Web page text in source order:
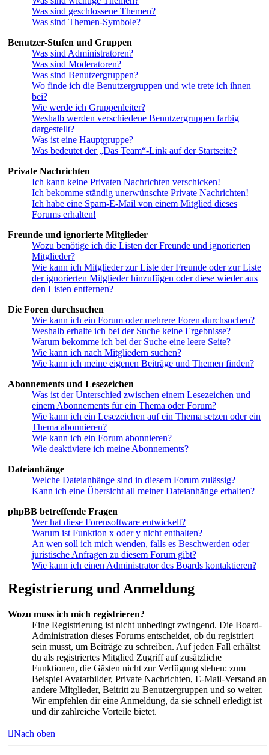
Was sind geschlossene Themen?
Was sind Themen-Symbole?
Benutzer-Stufen und Gruppen
Was sind Administratoren?
Was sind Moderatoren?
Was sind Benutzergruppen?
Wo finde ich die Benutzergruppen und wie trete ich ihnen
bei?
Wie werde ich Gruppenleiter?
Weshalb werden verschiedene Benutzergruppen farbig
dargestellt?
Was ist eine Hauptgruppe?
Was bedeutet der „Das Team“-Link auf der Startseite?
Private Nachrichten
Ich kann keine Privaten Nachrichten verschicken!
Ich bekomme ständig unerwünschte Private Nachrichten!
Ich habe eine Spam-E-Mail von einem Mitglied dieses
Forums erhalten!
Freunde und ignorierte Mitglieder
Wozu benötige ich die Listen der Freunde und ignorierten
Mitglieder?
Wie kann ich Mitglieder zur Liste der Freunde oder zur Liste
der ignorierten Mitglieder hinzufügen oder diese wieder aus
den Listen entfernen?
Die Foren durchsuchen
Wie kann ich ein Forum oder mehrere Foren durchsuchen?
Weshalb erhalte ich bei der Suche keine Ergebnisse?
Warum bekomme ich bei der Suche eine leere Seite?
Wie kann ich nach Mitgliedern suchen?
Wie kann ich meine eigenen Beiträge und Themen finden?
Abonnements und Lesezeichen
Was ist der Unterschied zwischen einem Lesezeichen und
einem Abonnements für ein Thema oder Forum?
Wie kann ich ein Lesezeichen auf ein Thema setzen oder ein
Thema abonnieren?
Wie kann ich ein Forum abonnieren?
Wie deaktiviere ich meine Abonnements?
Dateianhänge
Welche Dateianhänge sind in diesem Forum zulässig?
Kann ich eine Übersicht all meiner Dateianhänge erhalten?
phpBB betreffende Fragen
Wer hat diese Forensoftware entwickelt?
Warum ist Funktion x oder y nicht enthalten?
An wen soll ich mich wenden, falls es Beschwerden oder
juristische Anfragen zu diesem Forum gibt?
Wie kann ich einen Administrator des Boards kontaktieren?
Registrierung und Anmeldung
Wozu muss ich mich registrieren?
Eine Registrierung ist nicht unbedingt zwingend. Die Board-
Administration dieses Forums entscheidet, ob du registriert
sein musst, um Beiträge zu schreiben. Auf jeden Fall erhältst
du als registriertes Mitglied Zugriff auf zusätzliche
Funktionen, die Gästen nicht zur Verfügung stehen: zum
Beispiel Avatarbilder, Private Nachrichten, E-Mail-Versand an
andere Mitglieder, Beitritt zu Benutzergruppen und so weiter.
Wir empfehlen dir eine Anmeldung, da sie schnell erledigt ist
und dir zahlreiche Vorteile bietet.
Nach oben